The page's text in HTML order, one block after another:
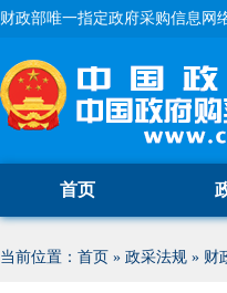
财政部唯一指定政府采购信息网
首页
当前位置： 首页 » 政采法规 » 财